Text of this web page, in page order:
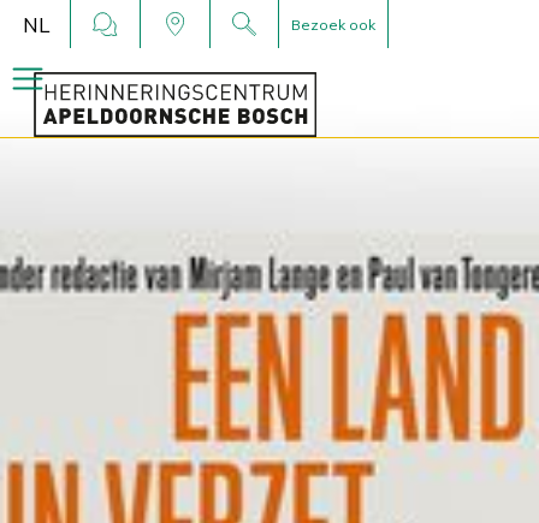
NL Bezoek ook